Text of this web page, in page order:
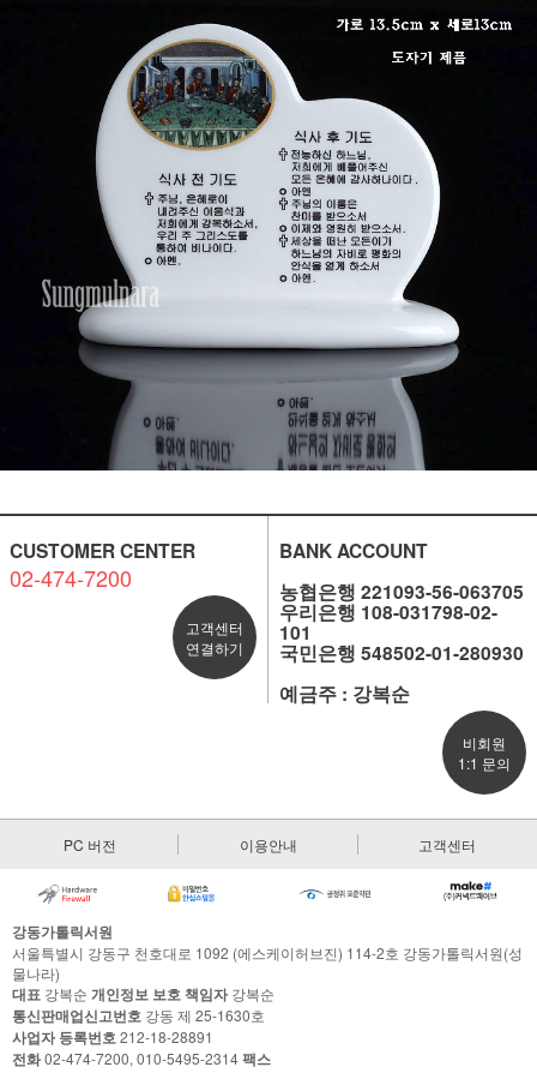
CUSTOMER CENTER
02-474-7200
고객센터
연결하기
BANK ACCOUNT
농협은행 221093-56-063705
우리은행 108-031798-02-
101
국민은행 548502-01-280930
예금주 : 강복순
비회원
1:1 문의
PC 버전 이용안내 고객센터
강동가톨릭서원
서울특별시 강동구 천호대로 1092 (에스케이허브진) 114-2호 강동가톨릭서원(성
물나라)
대표 강복순 개인정보 보호 책임자강복순
통신판매업신고번호 강동 제 25-1630호
사업자 등록번호212-18-28891
전화02-474-7200, 010-5495-2314팩스